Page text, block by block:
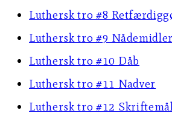
Luthersk tro #8
Luthersk tro #9
Luthersk tro #10 Dåb
Luthersk tro #11 Nadver
Luthersk tro #12